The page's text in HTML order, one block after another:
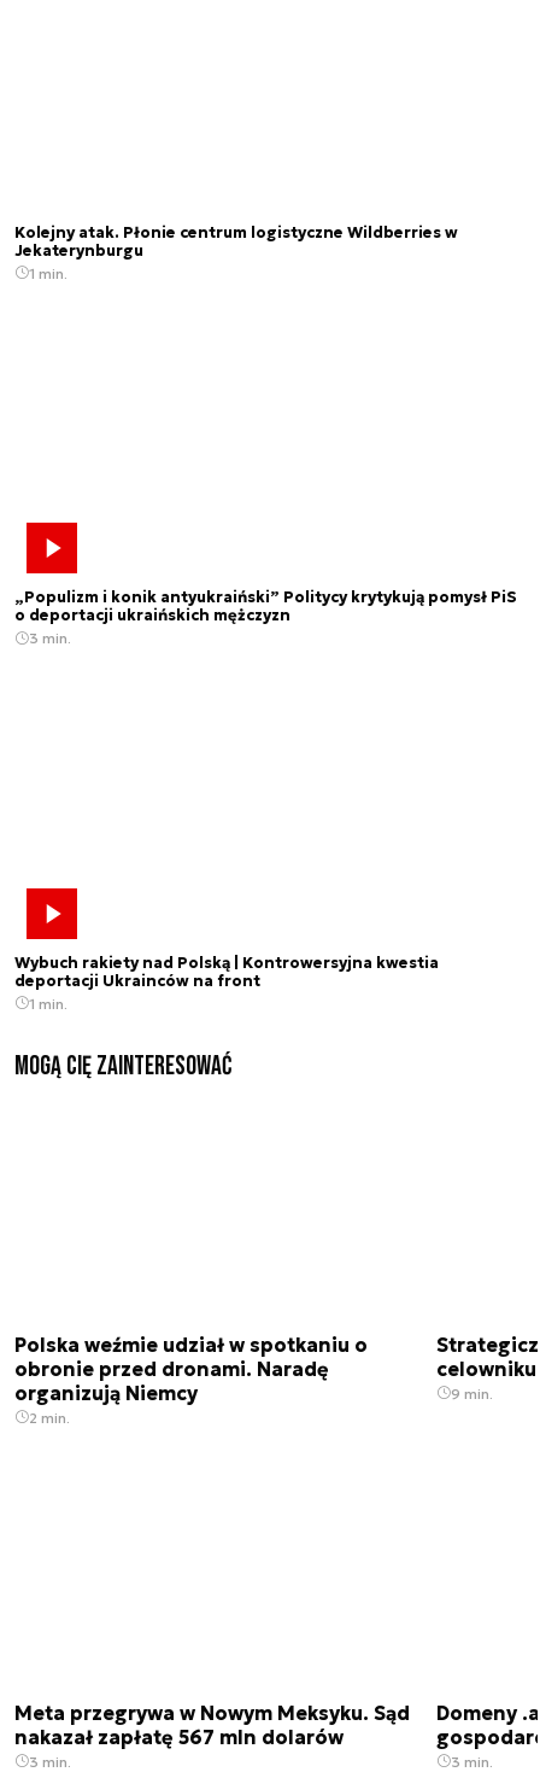
Kolejny atak. Płonie centrum logistyczne Wildberries w
Jekaterynburgu
1 min.
„Populizm i konik antyukraiński” Politycy krytykują pomysł PiS
o deportacji ukraińskich mężczyzn
3 min.
Wybuch rakiety nad Polską | Kontrowersyjna kwestia
deportacji Ukrainców na front
1 min.
Mogą Cię zainteresować
Polska weźmie udział w spotkaniu o
obronie przed dronami. Naradę
organizują Niemcy
2 min.
9 min.
Meta przegrywa w Nowym Meksyku. Sąd
nakazał zapłatę 567 mln dolarów
3 min.
Domeny
3 min.